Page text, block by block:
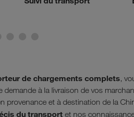
de chargements complets,
à la livraison de vos
et à destination de la
du transport et nos